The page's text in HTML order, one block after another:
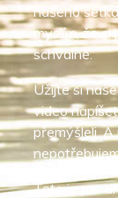
našeho
myslím, že
schválně.
Užijte si
video
přemýšleli. A
Toto je pro